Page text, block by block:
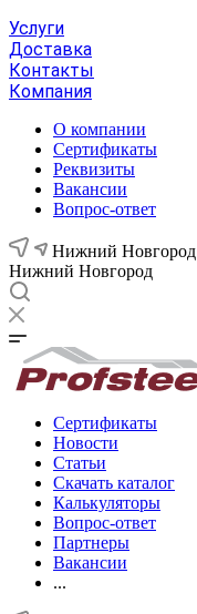
Услуги
Доставка
Контакты
Компания
О компании
Сертификаты
Реквизиты
Вакансии
Вопрос-ответ
Нижний Новгород
Нижний Новгород
Сертификаты
Новости
Статьи
Скачать каталог
Калькуляторы
Вопрос-ответ
Партнеры
Вакансии
...